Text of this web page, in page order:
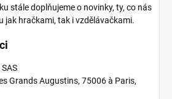
stále doplňujeme o novinky, ty, co nás
jak hračkami, tak i vzdělávačkami.
SAS
Grands Augustins, 75006 à Paris,